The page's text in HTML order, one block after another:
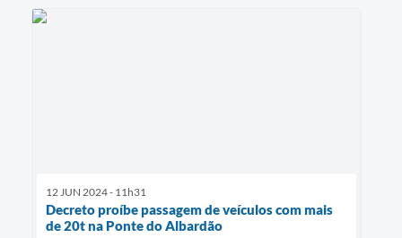
12 JUN 2024 - 11h31
Decreto proíbe passagem de veículos com mais
de 20t na Ponte do Albardão